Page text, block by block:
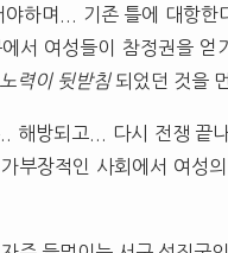
야하며... 기존 틀에 대항
서 여성들이 참정권을
력이 뒷받침되었던 것을
.. 해방되고... 다시 전쟁 끝
부장적인 사회에서 여성